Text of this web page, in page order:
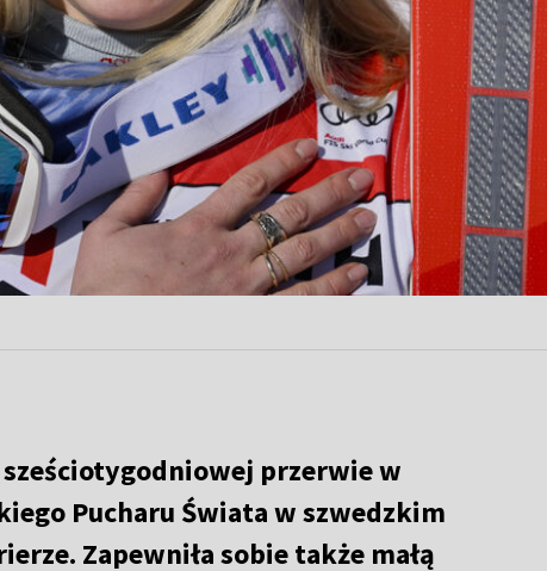
przerwie w
Pucharu Świata w szwedzkim
Zapewniła sobie także małą